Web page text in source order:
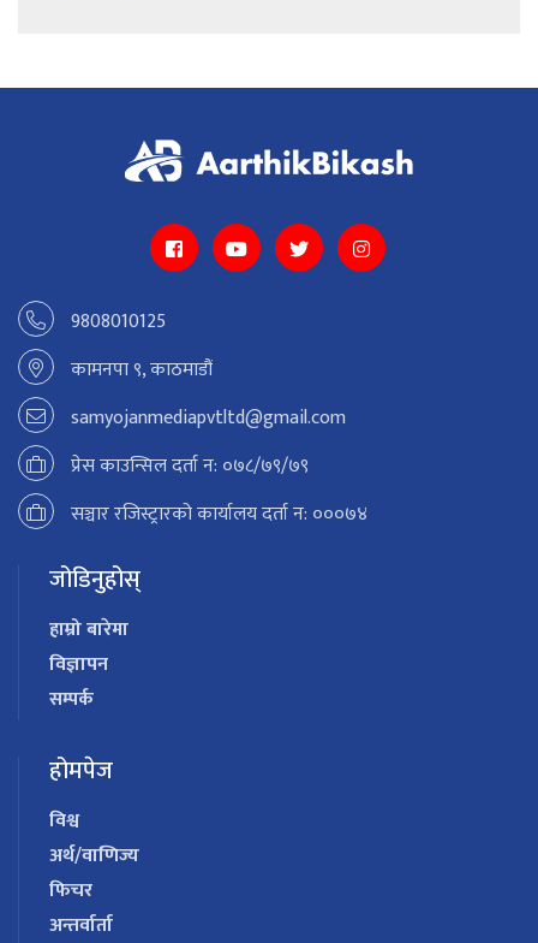
9808010125
कामनपा ९, काठमाडौं
samyojanmediapvtltd@gmail.com
प्रेस काउन्सिल दर्ता न: ०७८/७९/७९
सञ्चार रजिस्ट्रारको कार्यालय दर्ता न: ०००७४
जोडिनुहोस्
हाम्रो बारेमा
विज्ञापन
सम्पर्क
होमपेज
विश्व
अर्थ/वाणिज्य
फिचर
अन्तर्वार्ता